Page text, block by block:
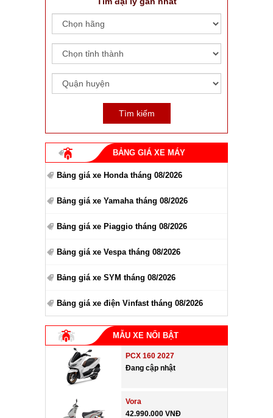
BẢNG GIÁ XE MÁY
Bảng giá xe Honda tháng 08/2026
Bảng giá xe Yamaha tháng 08/2026
Bảng giá xe Piaggio tháng 08/2026
Bảng giá xe Vespa tháng 08/2026
Bảng giá xe SYM tháng 08/2026
Bảng giá xe điện Vinfast tháng 08/2026
MẪU XE NỔI BẬT
PCX 160 2027
Đang cập nhật
Vora
42.990.000 VNĐ